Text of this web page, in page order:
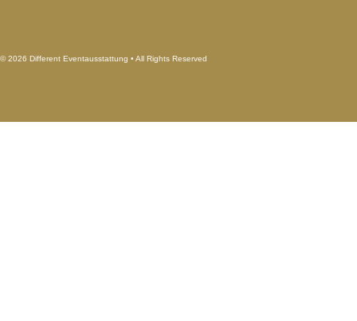
© 2026 Different Eventausstattung • All Rights Reserved